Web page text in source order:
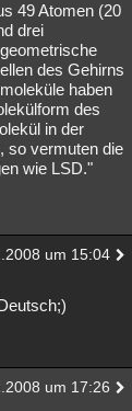
49 Atomen (20
drei
des Gehirns
haben
des
in der
so vermuten die
wie LSD."
um 15:04
um 17:26